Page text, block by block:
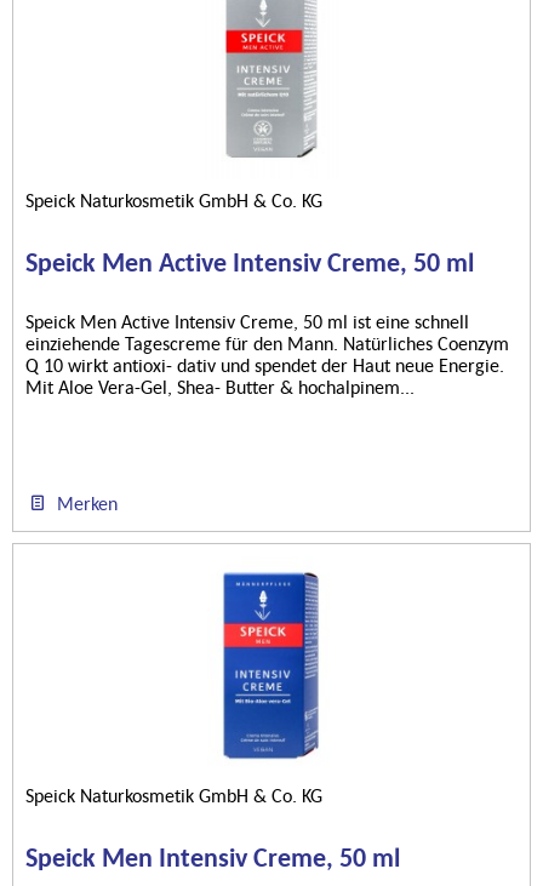
Speick Naturkosmetik GmbH & Co. KG
Speick Men Active Intensiv Creme, 50 ml
Speick Men Active Intensiv Creme, 50 ml ist eine schnell
einziehende Tagescreme für den Mann. Natürliches Coenzym
Q 10 wirkt antioxi- dativ und spendet der Haut neue Energie.
Mit Aloe Vera-Gel, Shea- Butter & hochalpinem...
Merken
Speick Naturkosmetik GmbH & Co. KG
Speick Men Intensiv Creme, 50 ml